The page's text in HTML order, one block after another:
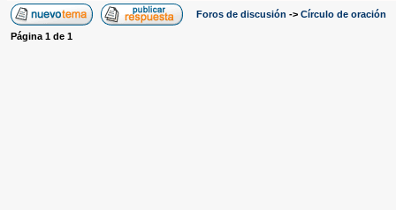
Foros de discusión -> Círculo de oración
Página 1 de 1